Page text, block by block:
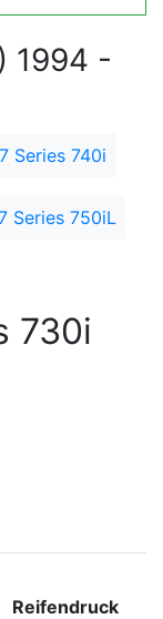
1994 -
7 Series 740i
Series 750iL
730i
Reifendruck